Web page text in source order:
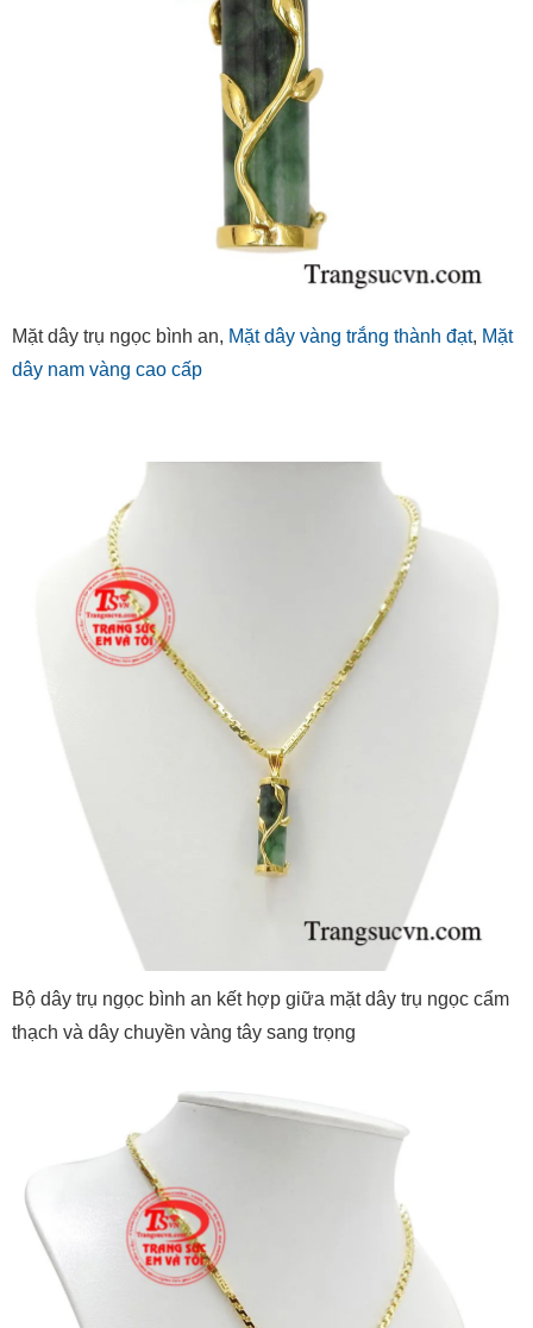
Mặt dây trụ ngọc bình an, Mặt dây vàng trắng thành đạt, Mặt
dây nam vàng cao cấp
Bộ dây trụ ngọc bình an kết hợp giữa mặt dây trụ ngọc cẩm
thạch và dây chuyền vàng tây sang trọng